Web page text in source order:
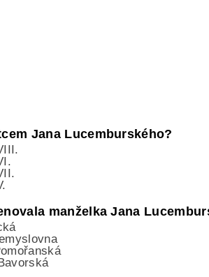
Jana Lucemburského?
manželka Jana